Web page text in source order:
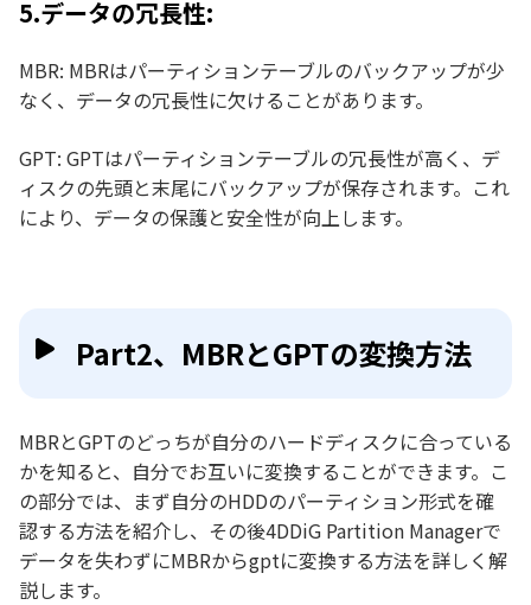
5.データの冗長性:
MBR: MBRはパーティションテーブルのバックアップが少
なく、データの冗長性に欠けることがあります。
GPT: GPTはパーティションテーブルの冗長性が高く、デ
ィスクの先頭と末尾にバックアップが保存されます。これ
により、データの保護と安全性が向上します。
Part2、MBRとGPTの変換方法
MBRとGPTのどっちが自分のハードディスクに合っている
かを知ると、自分でお互いに変換することができます。こ
の部分では、まず自分のHDDのパーティション形式を確
認する方法を紹介し、その後4DDiG Partition Managerで
データを失わずにMBRからgptに変換する方法を詳しく解
説します。